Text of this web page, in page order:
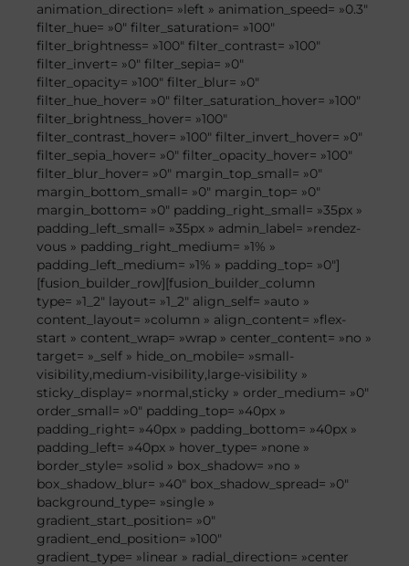
animation_direction= »left » animation_speed= »0.3″
filter_hue= »0″ filter_saturation= »100″
filter_brightness= »100″ filter_contrast= »100″
filter_invert= »0″ filter_sepia= »0″
filter_opacity= »100″ filter_blur= »0″
filter_hue_hover= »0″ filter_saturation_hover= »100″
filter_brightness_hover= »100″
filter_contrast_hover= »100″ filter_invert_hover= »0″
filter_sepia_hover= »0″ filter_opacity_hover= »100″
filter_blur_hover= »0″ margin_top_small= »0″
margin_bottom_small= »0″ margin_top= »0″
margin_bottom= »0″ padding_right_small= »35px »
padding_left_small= »35px » admin_label= »rendez-
vous » padding_right_medium= »1% »
padding_left_medium= »1% » padding_top= »0″]
[fusion_builder_row][fusion_builder_column
type= »1_2″ layout= »1_2″ align_self= »auto »
content_layout= »column » align_content= »flex-
start » content_wrap= »wrap » center_content= »no »
target= »_self » hide_on_mobile= »small-
visibility,medium-visibility,large-visibility »
sticky_display= »normal,sticky » order_medium= »0″
order_small= »0″ padding_top= »40px »
padding_right= »40px » padding_bottom= »40px »
padding_left= »40px » hover_type= »none »
border_style= »solid » box_shadow= »no »
box_shadow_blur= »40″ box_shadow_spread= »0″
background_type= »single »
gradient_start_position= »0″
gradient_end_position= »100″
gradient_type= »linear » radial_direction= »center